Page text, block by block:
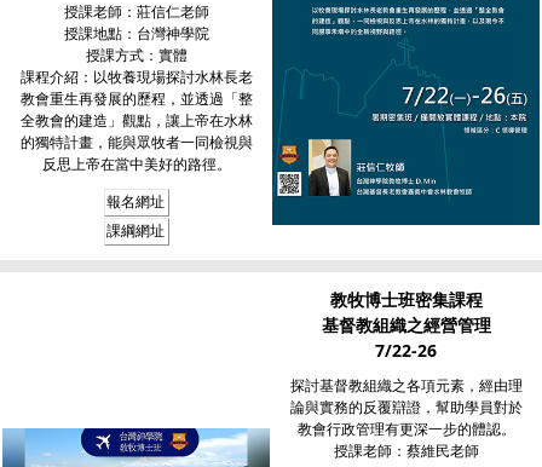
授課老師：莊信仁老師
授課地點：台灣神學院
授課方式：實體
課程介紹：以牧養現場探討水林長老
教會重生再發展的歷程，並透過「整
全教會的建造」觀點，讓上帝在水林
的獨特計畫，能與眾牧者一同檢視與
反思上帝在當中美好的路徑。
報名網址
課綱網址
教牧博士班密集課程
基督教組織之經營管理
7/22-26
探討基督教組織之各項元素，經由理
論與實務的反覆辯證，幫助學員對於
教會行政管理有更深一步的體認。
授課老師：蔡維民老師